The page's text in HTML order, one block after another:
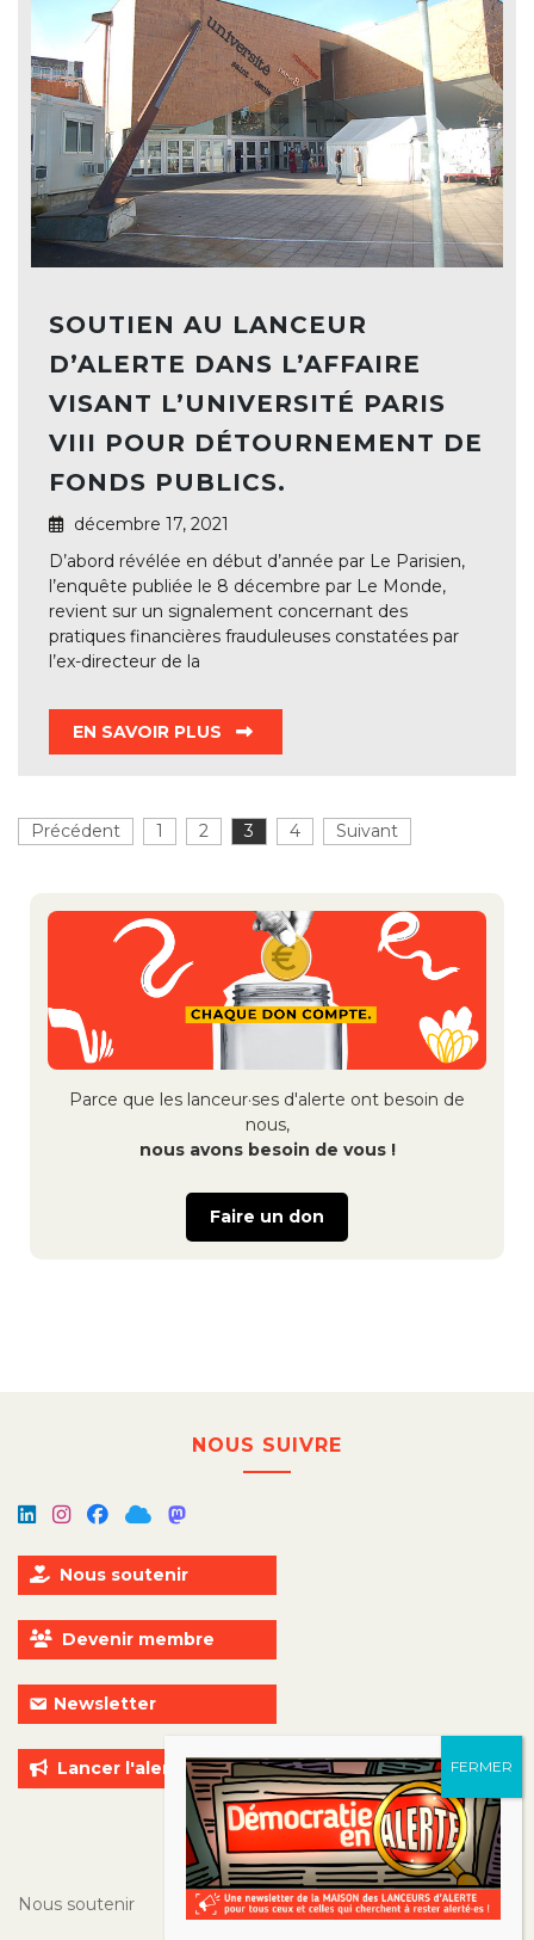
SOUTIEN AU LANCEUR
D’ALERTE DANS L’AFFAIRE
VISANT L’UNIVERSITÉ PARIS
VIII POUR DÉTOURNEMENT DE
FONDS PUBLICS.
décembre 17, 2021
D’abord révélée en début d’année par Le Parisien,
l’enquête publiée le 8 décembre par Le Monde,
revient sur un signalement concernant des
pratiques financières frauduleuses constatées par
l’ex-directeur de la
EN SAVOIR PLUS
Pagination
publications
Précédent Page
1 Page
2 Page
3 Page
4 Suivant
Parce que les lanceur·ses d'alerte ont besoin de
nous,
nous avons besoin de vous !
Faire un don
NOUS SUIVRE
Nous soutenir
Devenir membre
Newsletter
Lancer l'alerte
ALLER PLUS LOIN
Nous soutenir